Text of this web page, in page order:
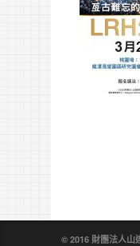
© 2016 財團法人山